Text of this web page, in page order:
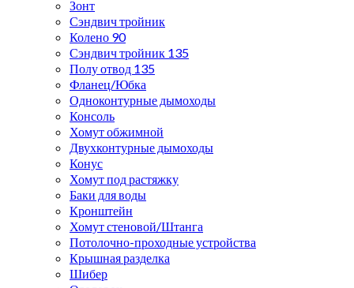
Зонт
Сэндвич тройник
Колено 90
Сэндвич тройник 135
Полу отвод 135
Фланец/Юбка
Одноконтурные дымоходы
Консоль
Хомут обжимной
Двухконтурные дымоходы
Конус
Хомут под растяжку
Баки для воды
Кронштейн
Хомут стеновой/Штанга
Потолочно-проходные устройства
Крышная разделка
Шибер